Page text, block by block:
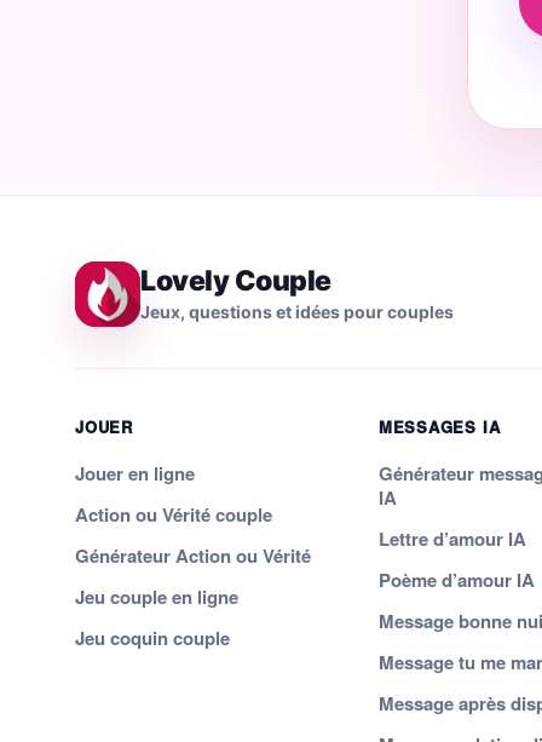
Lovely Couple
Jeux, questions et idées pour couples
JOUER
Jouer en ligne
Action ou Vérité couple
Générateur Action ou Vérité
Jeu couple en ligne
Jeu coquin couple
MESSAGES IA
Générateur
IA
Lettre d’amour IA
Poème d’amour IA
Message bonne
Message tu me
Message après